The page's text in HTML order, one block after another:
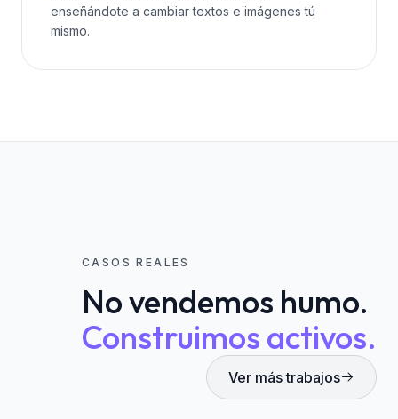
enseñándote a cambiar textos e imágenes tú
mismo.
CASOS REALES
No vendemos humo.
Construimos activos.
Ver más trabajos